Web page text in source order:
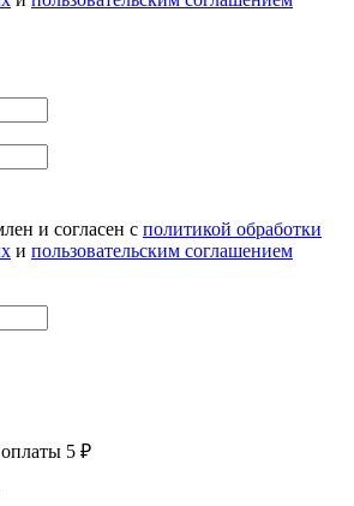
и согласен с политикой обработки
и пользовательским соглашением
5 ₽